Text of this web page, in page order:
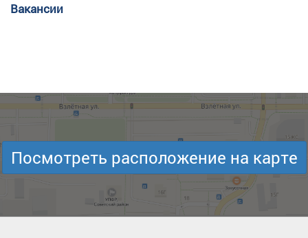
Вакансии
Посмотреть расположение на карте